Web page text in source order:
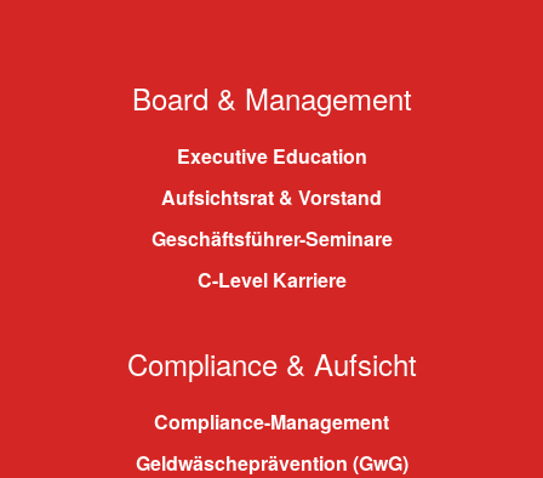
Board & Management
Executive Education
Aufsichtsrat & Vorstand
Geschäftsführer-Seminare
C-Level Karriere
Compliance & Aufsicht
Compliance-Management
Geldwäscheprävention (GwG)